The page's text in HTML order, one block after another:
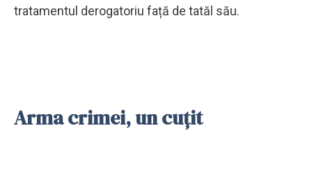
tratamentul derogatoriu față de tatăl său.
Arma crimei, un cuțit